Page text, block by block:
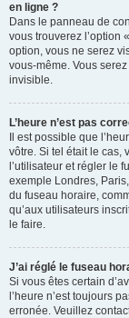
en ligne ?
Dans le panneau de
vous trouverez l’option
option, vous ne serez
vous-même. Vous
invisible.
L’heure n’est pas
Il est possible que
vôtre. Si tel était le cas,
l’utilisateur et régler le
exemple Londres,
du fuseau horaire,
qu’aux utilisateurs
le faire.
J’ai réglé le fuseau
Si vous êtes certain
l’heure n’est toujours
erronée. Veuillez